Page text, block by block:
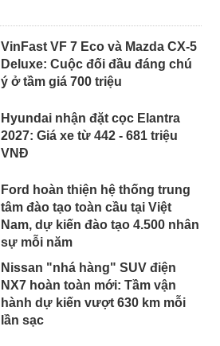
VinFast VF 7 Eco và Mazda CX-5
Deluxe: Cuộc đối đầu đáng chú
ý ở tầm giá 700 triệu
Hyundai nhận đặt cọc Elantra
2027: Giá xe từ 442 - 681 triệu
VNĐ
Ford hoàn thiện hệ thống trung
tâm đào tạo toàn cầu tại Việt
Nam, dự kiến đào tạo 4.500 nhân
sự mỗi năm
Nissan "nhá hàng" SUV điện
NX7 hoàn toàn mới: Tầm vận
hành dự kiến vượt 630 km mỗi
lần sạc